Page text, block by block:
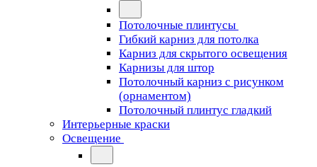
Потолочные плинтусы
Гибкий карниз для потолка
Карниз для скрытого освещения
Карнизы для штор
Потолочный карниз с рисунком
(орнаментом)
Потолочный плинтус гладкий
Интерьерные краски
Освещение